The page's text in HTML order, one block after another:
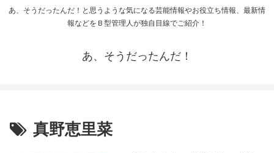
あ、そうだったんだ！と思うような気になる芸能情報やお役立ち情報、最新情
報などをＢ型管理人が独自目線でご紹介！
あ、そうだったんだ！
真野恵里菜